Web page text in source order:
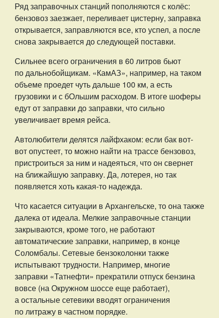
Ряд заправочных станций пополняются с колёс:
бензовоз заезжает, переливает цистерну, заправка
открывается, заправляются все, кто успел, а после
снова закрывается до следующей поставки.
Сильнее всего ограничения в 60 литров бьют
по дальнобойщикам. «КамАЗ», например, на таком
объеме проедет чуть дальше 100 км, а есть
грузовики и с бОльшим расходом. В итоге шоферы
едут от заправки до заправки, что сильно
увеличивает время рейса.
Автолюбители делятся лайфхаком: если бак вот-
вот опустеет, то можно найти на трассе бензовоз,
пристроиться за ним и надеяться, что он свернет
на ближайшую заправку. Да, лотерея, но так
появляется хоть какая-то надежда.
Что касается ситуации в Архангельске, то она также
далека от идеала. Мелкие заправочные станции
закрываются, кроме того, не работают
автоматические заправки, например, в конце
Соломбалы. Сетевые бензоколонки также
испытывают трудности. Например, многие
заправки «Татнефти» прекратили отпуск бензина
вовсе (на Окружном шоссе еще работает),
а остальные сетевики вводят ограничения
по литражу в частном порядке.